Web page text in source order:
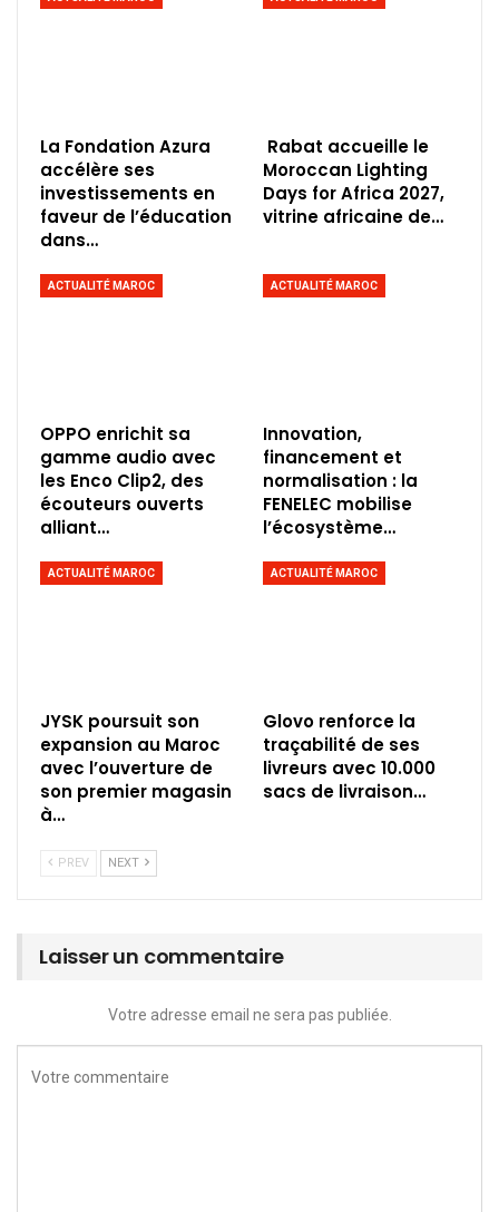
La Fondation Azura
accélère ses
investissements en
faveur de l’éducation
dans…
Rabat accueille le
Moroccan Lighting
Days for Africa 2027,
vitrine africaine de…
ACTUALITÉ MAROC
OPPO enrichit sa
gamme audio avec
les Enco Clip2, des
écouteurs ouverts
alliant…
ACTUALITÉ MAROC
Innovation,
financement et
normalisation : la
FENELEC mobilise
l’écosystème…
ACTUALITÉ MAROC
JYSK poursuit son
expansion au Maroc
avec l’ouverture de
son premier magasin
à…
ACTUALITÉ MAROC
Glovo renforce la
traçabilité de ses
livreurs avec 10.000
sacs de livraison…
PREV NEXT
Laisser un commentaire
Votre adresse email ne sera pas publiée.